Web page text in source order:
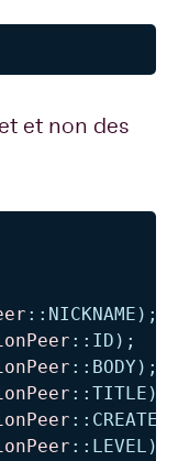
et non des
:: NICKNAME ) ;
:: ID ) ;
:: BODY ) ;
:: TITLE )
::
:: LEVEL )